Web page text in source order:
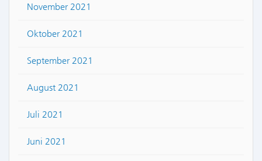
November 2021
Oktober 2021
September 2021
August 2021
Juli 2021
Juni 2021